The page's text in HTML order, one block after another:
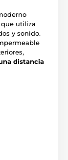
que utiliza
y sonido.
distancia